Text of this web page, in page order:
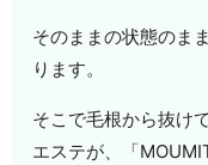
そのままの状態のま
ります。
そこで毛根から抜け
エステが、「